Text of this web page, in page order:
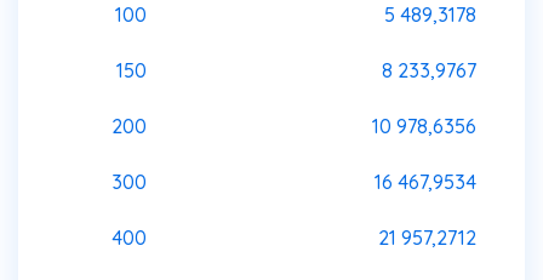
100 5 489,3178
150 8 233,9767
200 10 978,6356
300 16 467,9534
400 21 957,2712